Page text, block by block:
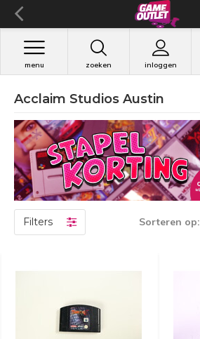
zoeken inloggen
menu
Acclaim Studios Austin
Filters Sorteren op: